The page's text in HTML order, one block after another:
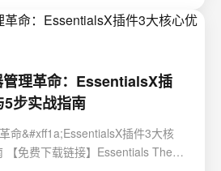
理革命：EssentialsX插
步实战指南
命&#xff1a;EssentialsX插件3大核
【免费下载链接】Essentials The